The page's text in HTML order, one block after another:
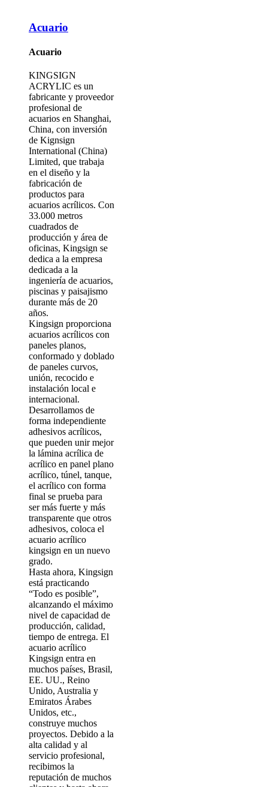
Acuario
Acuario
KINGSIGN
ACRYLIC es un
fabricante y proveedor
profesional de
acuarios en Shanghai,
China, con inversión
de Kignsign
International (China)
Limited, que trabaja
en el diseño y la
fabricación de
productos para
acuarios acrílicos. Con
33.000 metros
cuadrados de
producción y área de
oficinas, Kingsign se
dedica a la empresa
dedicada a la
ingeniería de acuarios,
piscinas y paisajismo
durante más de 20
años.
Kingsign proporciona
acuarios acrílicos con
paneles planos,
conformado y doblado
de paneles curvos,
unión, recocido e
instalación local e
internacional.
Desarrollamos de
forma independiente
adhesivos acrílicos,
que pueden unir mejor
la lámina acrílica de
acrílico en panel plano
acrílico, túnel, tanque,
el acrílico con forma
final se prueba para
ser más fuerte y más
transparente que otros
adhesivos, coloca el
acuario acrílico
kingsign en un nuevo
grado.
Hasta ahora, Kingsign
está practicando
“Todo es posible”,
alcanzando el máximo
nivel de capacidad de
producción, calidad,
tiempo de entrega. El
acuario acrílico
Kingsign entra en
muchos países, Brasil,
EE. UU., Reino
Unido, Australia y
Emiratos Árabes
Unidos, etc.,
construye muchos
proyectos. Debido a la
alta calidad y al
servicio profesional,
recibimos la
reputación de muchos